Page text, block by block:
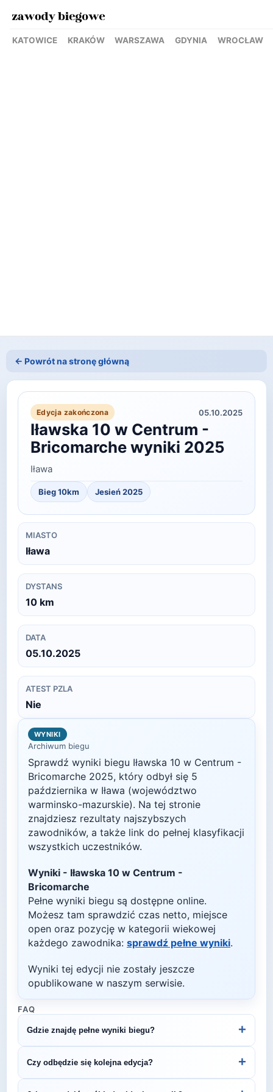
KATOWICE KRAKÓW WARSZAWA GDYNIA WROCŁAW
← Powrót na stronę główną
Edycja zakończona 05.10.2025
Iławska 10 w Centrum -
Bricomarche wyniki 2025
Iława
Bieg 10km Jesień2025
MIASTO
Iława
DYSTANS
10 km
DATA
05.10.2025
ATEST PZLA
Nie
WYNIKI
Archiwum biegu
Sprawdź wyniki biegu Iławska 10 w Centrum -
Bricomarche 2025, który odbył się 5
października w Iława (województwo
warminsko-mazurskie). Na tej stronie
znajdziesz rezultaty najszybszych
zawodników, a także link do pełnej klasyfikacji
wszystkich uczestników.
Wyniki - Iławska 10 w Centrum -
Bricomarche
Pełne wyniki biegu są dostępne online.
Możesz tam sprawdzić czas netto, miejsce
open oraz pozycję w kategorii wiekowej
każdego zawodnika: sprawdź pełne wyniki.
Wyniki tej edycji nie zostały jeszcze
opublikowane w naszym serwisie.
FAQ
Gdzie znajdę pełne wyniki biegu? +
stronie internetowej lub na platformach takich jak
LiveTracking, RunnerSpace czy MarathonSport.
Czy odbędzie się kolejna edycja? +